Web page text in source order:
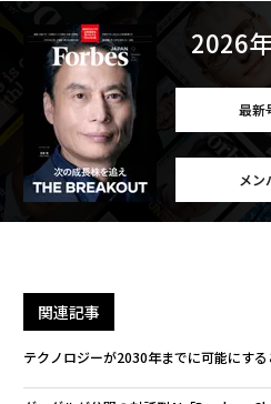
2026
最新
メン
関連記事
テクノロジーが2030年までに可能にする